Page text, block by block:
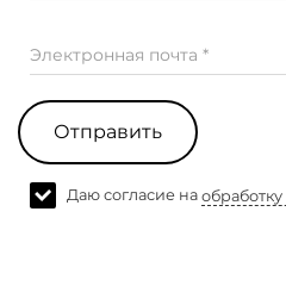
Электронная почта *
Отправить
Даю согласие на